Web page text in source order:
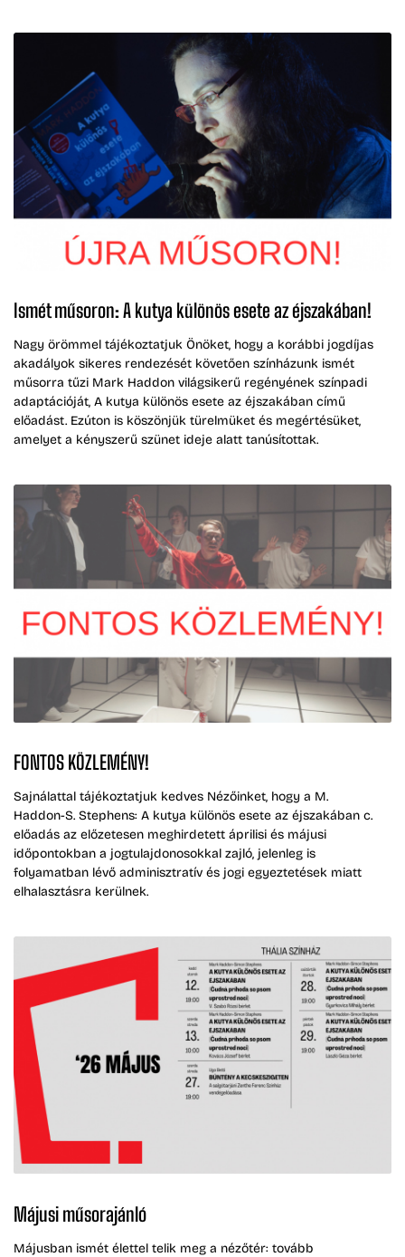
Ismét műsoron: A kutya különös esete az éjszakában!
Nagy örömmel tájékoztatjuk Önöket, hogy a korábbi jogdíjas
akadályok sikeres rendezését követően színházunk ismét
műsorra tűzi Mark Haddon világsikerű regényének színpadi
adaptációját, A kutya különös esete az éjszakában című
előadást. Ezúton is köszönjük türelmüket és megértésüket,
amelyet a kényszerű szünet ideje alatt tanúsítottak.
FONTOS KÖZLEMÉNY!
Sajnálattal tájékoztatjuk kedves Nézőinket, hogy a M.
Haddon-S. Stephens: A kutya különös esete az éjszakában c.
előadás az előzetesen meghirdetett áprilisi és májusi
időpontokban a jogtulajdonosokkal zajló, jelenleg is
folyamatban lévő adminisztratív és jogi egyeztetések miatt
elhalasztásra kerülnek.
Májusi műsorajánló
Májusban ismét élettel telik meg a nézőtér: tovább